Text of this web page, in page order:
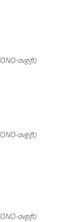
avgift)
avgift)
avgift)